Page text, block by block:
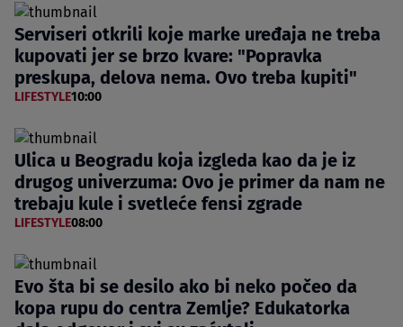
Serviseri otkrili koje marke uređaja ne treba
kupovati jer se brzo kvare: "Popravka
preskupa, delova nema. Ovo treba kupiti"
LIFESTYLE10:00
Ulica u Beogradu koja izgleda kao da je iz
drugog univerzuma: Ovo je primer da nam ne
trebaju kule i svetleće fensi zgrade
LIFESTYLE08:00
Evo šta bi se desilo ako bi neko počeo da
kopa rupu do centra Zemlje? Edukatorka